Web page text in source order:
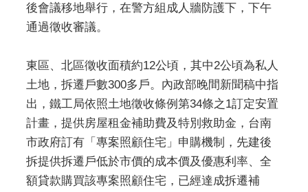
後會議移地舉行，在警方組成人牆防護下，下午
通過徵收審議。
東區、北區徵收面積約12公頃，其中2公頃為私人
土地，拆遷戶數300多戶。內政部晚間新聞稿中指
出，鐵工局依照土地徵收條例第34條之1訂定安置
計畫，提供房屋租金補助費及特別救助金，台南
市政府訂有「專案照顧住宅」申購機制，先建後
拆提供拆遷戶低於市價的成本價及優惠利率、全
額貸款購買該專案照顧住宅，已經達成拆遷補